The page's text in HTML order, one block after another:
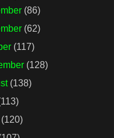
(86)
(62)
(117)
(128)
(138)
(120)